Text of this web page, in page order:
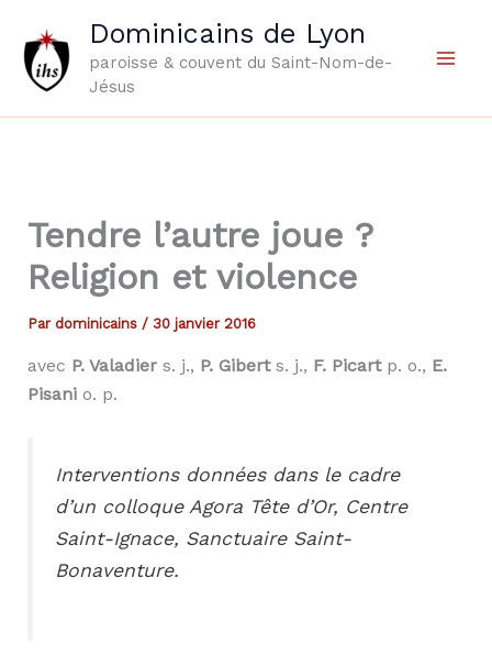
contenu
Dominicains de Lyon
paroisse & couvent du Saint-Nom-de-
Jésus
Tendre l’autre joue ?
Religion et violence
Par dominicains / 30 janvier 2016
avec P. Valadier s. j., P. Gibert s. j., F. Picart p. o., E.
Pisani o. p.
Interventions données dans le cadre
d’un colloque Agora Tête d’Or, Centre
Saint-Ignace, Sanctuaire Saint-
Bonaventure.